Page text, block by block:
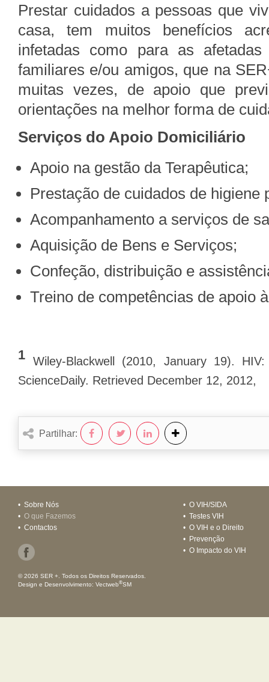
Prestar cuidados a pessoas que
casa, tem muitos benefícios
infetadas como para as
familiares e/ou amigos, que na
muitas vezes, de apoio que
orientações na melhor forma de
Serviços do Apoio Domiciliário
Apoio na gestão da Terapêutica;
Prestação de cuidados de higiene
Acompanhamento a serviços de
Aquisição de Bens e Serviços;
Confeção, distribuição e
Treino de competências de apoio
1
Wiley-Blackwell (2010, January 19).
ScienceDaily. Retrieved December 12, 2012,
Partilhar:
• Sobre Nós
• O que Fazemos
• Contactos
• O VIH/SIDA
• Testes VIH
• O VIH e o Direito
• Prevenção
• O Impacto do VIH
© 2026 SER +. Todos os Direitos Reservados.
Design e Desenvolvimento: Vectweb®SM